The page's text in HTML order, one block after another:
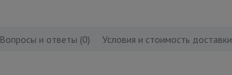
Вопросы и ответы (0) Условия и стоимость доставки